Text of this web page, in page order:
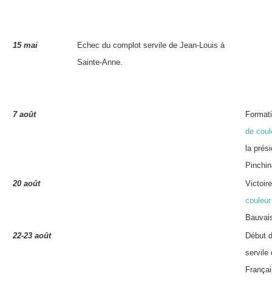
15 mai
Echec du complot servile de Jean-Louis à
Sainte-Anne.
7 août
de
la
20 août
couleur
22-23 août
Début
servile